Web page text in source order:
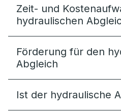
Zeit- und
hydraulischen
Förderung für den
Abgleich
Ist der hydraulische